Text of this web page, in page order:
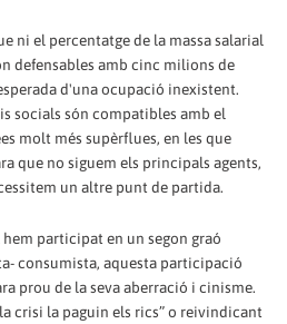
ni el percentatge de la massa salarial
defensables amb cinc milions de
d'una ocupació inexistent.
socials són compatibles amb el
molt més supèrflues, en les que
que no siguem els principals agents,
un altre punt de partida.
participat en un segon graó
consumista, aquesta participació
prou de la seva aberració i cinisme.
crisi la paguin els rics” o reivindicant